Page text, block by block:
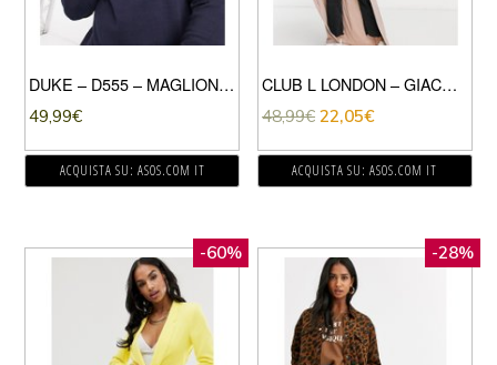
DUKE – D555 – MAGLIONE TINTA UNITA CON ZIP CORTA SUL COLLO-NERO
49,99€
ACQUISTA SU: ASOS.COM IT
CLUB L LONDON – GIACCA PREMAMAN LUNGA CREMA IN COORDINATO
48,99€ 22,05€
ACQUISTA SU: ASOS.COM IT
-60% -28%